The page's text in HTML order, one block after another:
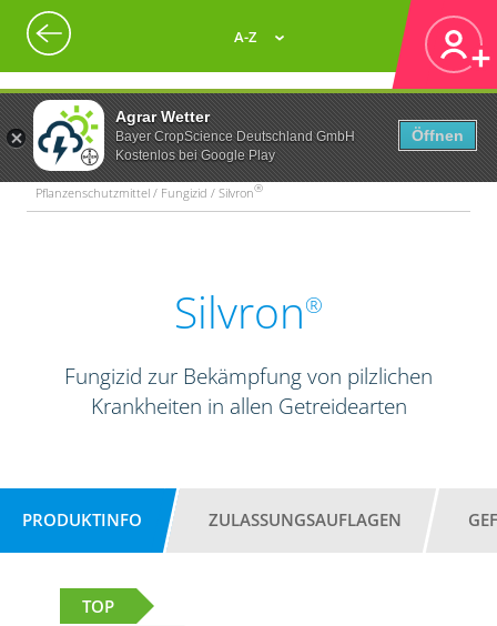
Agrar Wetter
Bayer CropScience Deutschland GmbH
Kostenlos bei Google Play
Öffnen
A-Z
Pflanzenschutzmittel / Fungizid / Silvron®
Silvron®
Fungizid zur Bekämpfung von pilzlichen
Krankheiten in allen Getreidearten
PRODUKTINFO ZULASSUNGSAUFLAGEN
TOP